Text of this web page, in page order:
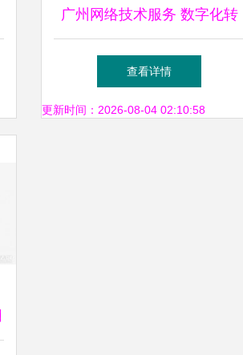
广州网络技术服务 数字化转
型的强大引擎
查看详情
更新时间：2026-08-04 02:10:58